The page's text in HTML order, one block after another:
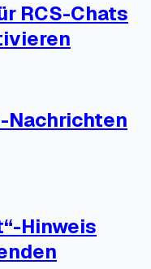
RCS-Chats
Nachrichten
Hinweis